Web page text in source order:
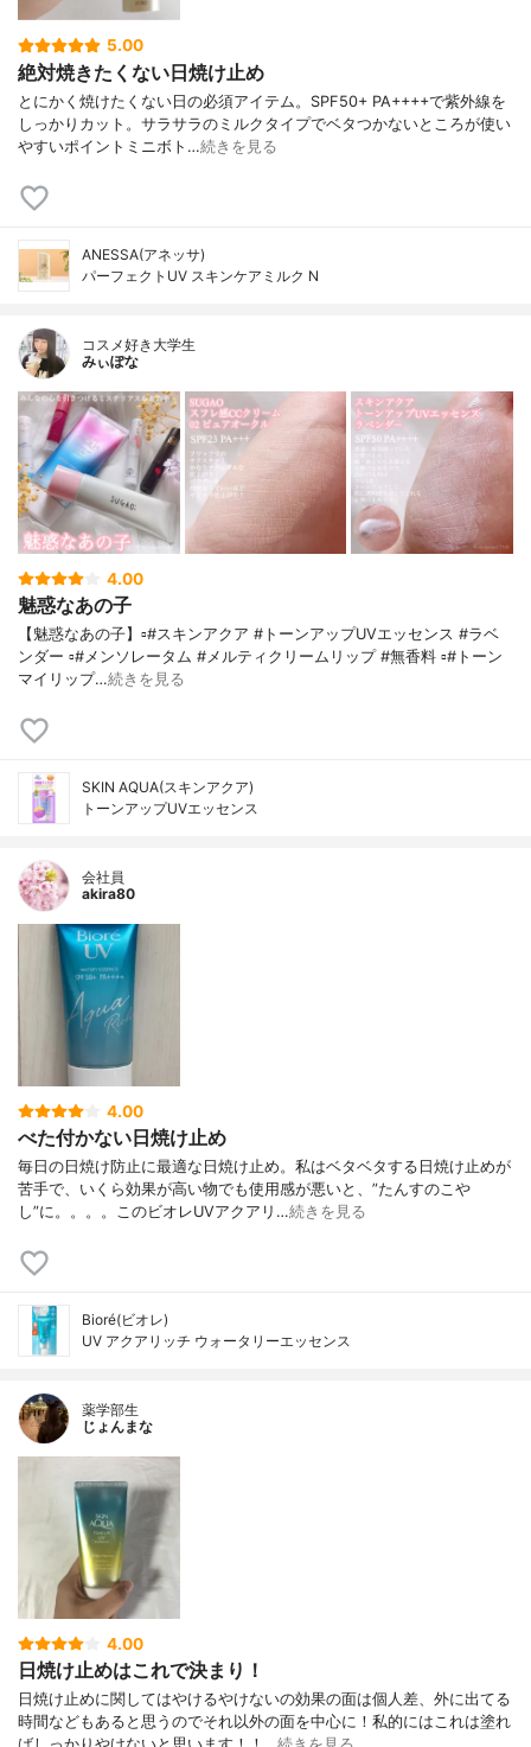
5.00
絶対焼きたくない日焼け止め
とにかく焼けたくない日の必須アイテム。SPF50+ PA++++で紫外線を
しっかりカット。サラサラのミルクタイプでベタつかないところが使い
やすいポイントミニボト…続きを見る
ANESSA(アネッサ)
パーフェクトUV スキンケアミルク N
コスメ好き大学生
みぃぽな
4.00
魅惑なあの子
【魅惑なあの子】▫️#スキンアクア #トーンアップUVエッセンス #ラベ
ンダー ▫️#メンソレータム #メルティクリームリップ #無香料 ▫️#トーン
マイリップ…続きを見る
SKIN AQUA(スキンアクア)
トーンアップUVエッセンス
会社員
akira80
4.00
べた付かない日焼け止め
毎日の日焼け防止に最適な日焼け止め。私はベタベタする日焼け止めが
苦手で、いくら効果が高い物でも使用感が悪いと、”たんすのこや
し”に。。。。このビオレUVアクアリ…続きを見る
Bioré(ビオレ)
UV アクアリッチ ウォータリーエッセンス
薬学部生
じょんまな
4.00
日焼け止めはこれで決まり！
日焼け止めに関してはやけるやけないの効果の面は個人差、外に出てる
時間などもあると思うのでそれ以外の面を中心に！私的にはこれは塗れ